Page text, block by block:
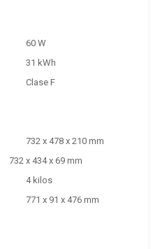
60 W
31 kWh
Clase F
732 x 478 x 210 mm
732 x 434 x 69 mm
4 kilos
771 x 91 x 476 mm